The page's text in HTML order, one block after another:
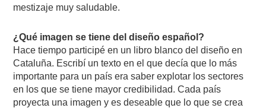
mestizaje muy saludable.
¿Qué imagen se tiene del diseño español?
Hace tiempo participé en un libro blanco del diseño en
Cataluña. Escribí un texto en el que decía que lo más
importante para un país era saber explotar los sectores
en los que se tiene mayor credibilidad. Cada país
proyecta una imagen y es deseable que lo que se crea